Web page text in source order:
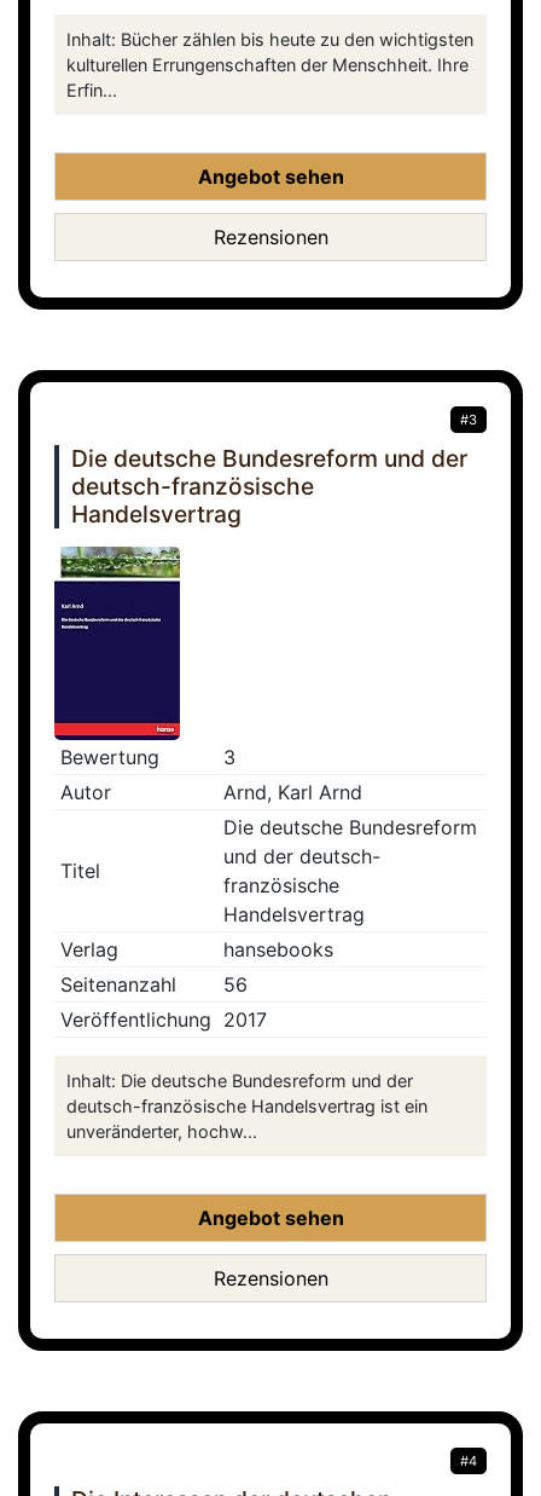
Inhalt: Bücher zählen bis heute zu den wichtigsten
kulturellen Errungenschaften der Menschheit. Ihre
Erfin...
Angebot sehen
Rezensionen
#3
Die deutsche Bundesreform und der
deutsch-französische
Handelsvertrag
Bewertung
3
Autor
Arnd, Karl Arnd
Titel
Die deutsche Bundesreform
und der deutsch-
französische
Handelsvertrag
Verlag
hansebooks
Seitenanzahl
56
Veröffentlichung 2017
Inhalt: Die deutsche Bundesreform und der
deutsch-französische Handelsvertrag ist ein
unveränderter, hochw...
Angebot sehen
Rezensionen
#4